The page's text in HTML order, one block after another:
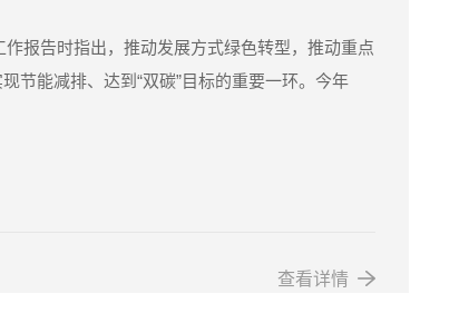
告时指出，推动发展方式绿色转型，推动重点
节能减排、达到“双碳”目标的重要一环。今年
查看详情